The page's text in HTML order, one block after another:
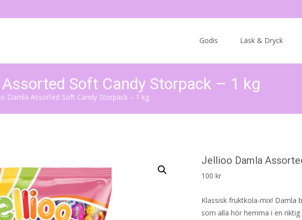
Godis Läsk & Dryck
Soft Candy Storpack – 1 kg
Damla Assorted Soft Candy Storpack – 1 kg
Jellioo Damla
100 kr
Klassisk fruktkola-mix! Damla
som alla hör hemma i en